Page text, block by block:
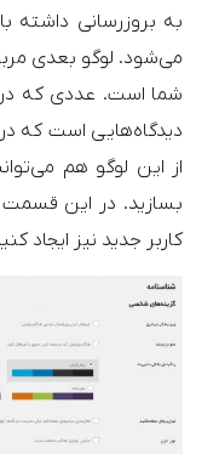
به بروزرسانی داشته
شما است. عددی که
دیدگاه‌هایی است که در
از این لوگو هم
بسازید. در این قسمت
کاربر جدید نیز ایجاد